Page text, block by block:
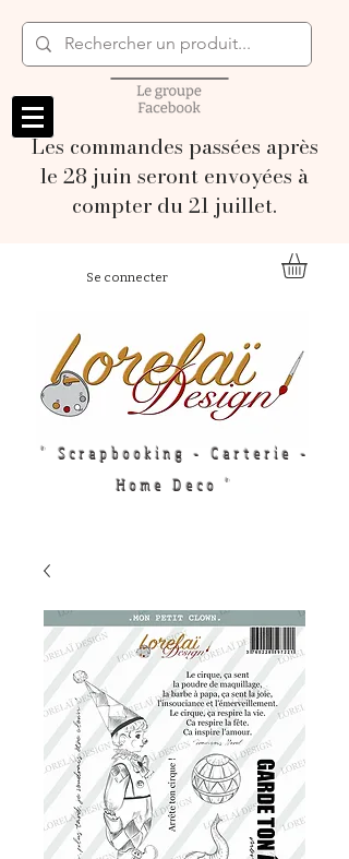
Les commandes passées après
le 28 juin seront envoyées à
compter du 21 juillet.
Se connecter
" Scrapbooking - Carterie -
Home Deco "